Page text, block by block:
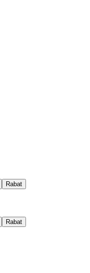
Rabat
Rabat